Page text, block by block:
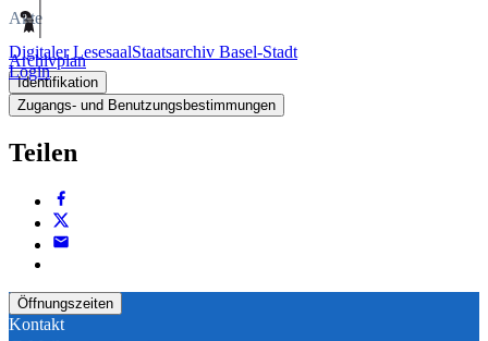
Digitaler LesesaalStaatsarchiv Basel-Stadt
Login
Akte
Archivplan
Identifikation
Zugangs- und Benutzungsbestimmungen
Teilen
Öffnungszeiten
Kontakt